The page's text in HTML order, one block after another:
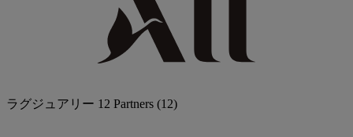
ラグジュアリー 12 Partners (12)